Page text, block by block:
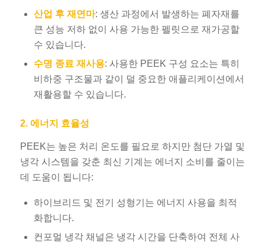
산업 후 재연마: 생산 과정에서 발생하는 폐자재를
큰 성능 저하 없이 사용 가능한 펠릿으로 재가공할
수 있습니다.
수명 종료 재사용: 사용한 PEEK 구성 요소는 특히
비하중 구조물과 같이 덜 중요한 애플리케이션에서
재활용할 수 있습니다.
2. 에너지 효율성
PEEK는 높은 처리 온도를 필요로 하지만 첨단 가열 및
냉각 시스템을 갖춘 최신 기계는 에너지 소비를 줄이는
데 도움이 됩니다:
하이브리드 및 전기 성형기는 에너지 사용을 최적
화합니다.
컨포멀 냉각 채널은 냉각 시간을 단축하여 전체 사